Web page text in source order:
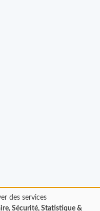
des services
Sécurité, Statistique &